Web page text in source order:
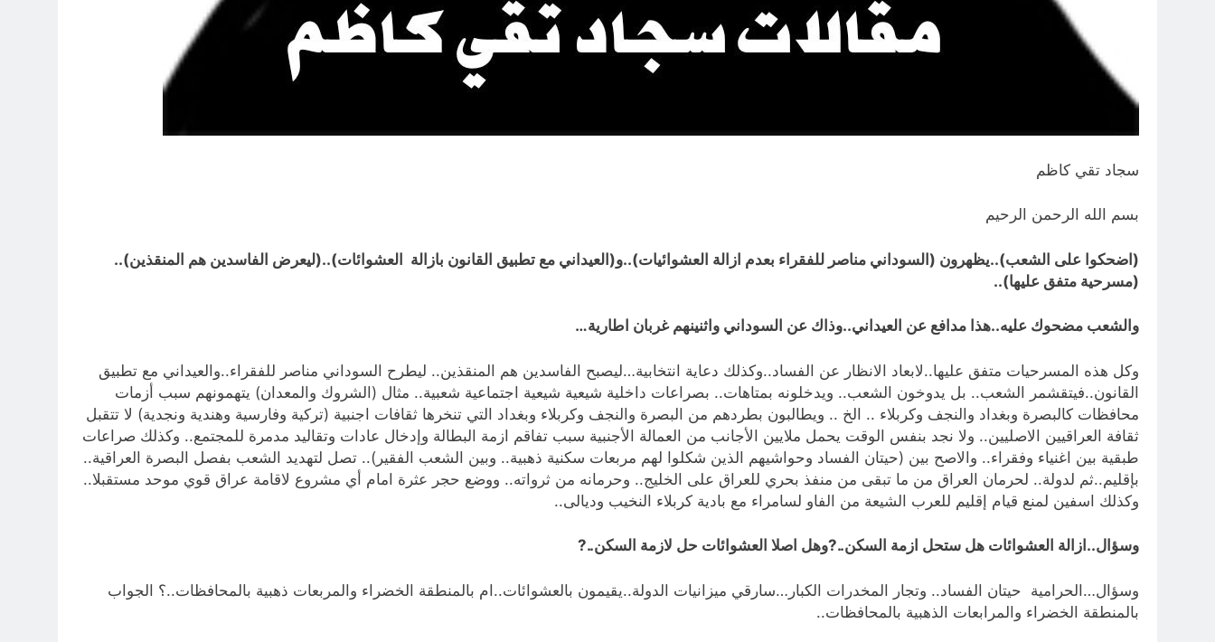
سجاد تقي كاظم
بسم الله الرحمن الرحيم
(اضحكوا على الشعب)..يظهرون (السوداني مناصر للفقراء بعدم ازالة العشوائيات)..و(العيداني مع تطبيق القانون بازالة العشوائات)..(ليعرض الفاسدين هم المنقذين)..
(مسرحية متفق عليها)..
والشعب مضحوك عليه..هذا مدافع عن العيداني..وذاك عن السوداني واثنينهم غربان اطارية…
وكل هذه المسرحيات متفق عليها..لابعاد الانظار عن الفساد..وكذلك دعاية انتخابية…ليصبح الفاسدين هم المنقذين.. ليطرح السوداني مناصر للفقراء..والعيداني مع تطبيق
القانون..فيتقشمر الشعب.. بل يدوخون الشعب.. ويدخلونه بمتاهات.. بصراعات داخلية شيعية شيعية اجتماعية شعبية.. مثال (الشروك والمعدان) يتهمونهم سبب أزمات
محافظات كالبصرة وبغداد والنجف وكربلاء .. الخ .. ويطالبون بطردهم من البصرة والنجف وكربلاء وبغداد التي تنخرها ثقافات اجنبية (تركية وفارسية وهندية ونجدية) لا تتقبل
ثقافة العراقيين الاصليين.. ولا نجد بنفس الوقت يحمل ملايين الأجانب من العمالة الأجنبية سبب تفاقم ازمة البطالة وإدخال عادات وتقاليد مدمرة للمجتمع.. وكذلك صراعات
طبقية بين اغنياء وفقراء.. والاصح بين (حيتان الفساد وحواشيهم الذين شكلوا لهم مربعات سكنية ذهبية.. وبين الشعب الفقير).. تصل لتهديد الشعب بفصل البصرة العراقية..
بإقليم..ثم لدولة.. لحرمان العراق من ما تبقى من منفذ بحري للعراق على الخليج.. وحرمانه من ثرواته.. ووضع حجر عثرة امام أي مشروع لاقامة عراق قوي موحد مستقبلا..
وكذلك اسفين لمنع قيام إقليم للعرب الشيعة من الفاو لسامراء مع بادية كربلاء النخيب وديالى..
وسؤال..ازالة العشوائات هل ستحل ازمة السكن..?وهل اصلا العشوائات حل لازمة السكن..?
وسؤال…الحرامية حيتان الفساد.. وتجار المخدرات الكبار…سارقي ميزانيات الدولة..يقيمون بالعشوائات..ام بالمنطقة الخضراء والمربعات ذهبية بالمحافظات..؟ الجواب
بالمنطقة الخضراء والمرابعات الذهبية بالمحافظات..